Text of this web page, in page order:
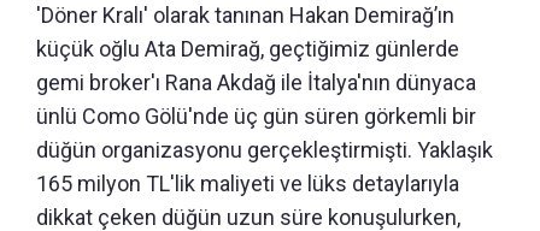
'Döner Kralı' olarak tanınan Hakan Demirağ’ın
küçük oğlu Ata Demirağ, geçtiğimiz günlerde
gemi broker'ı Rana Akdağ ile İtalya'nın dünyaca
ünlü Como Gölü'nde üç gün süren görkemli bir
düğün organizasyonu gerçekleştirmişti. Yaklaşık
165 milyon TL'lik maliyeti ve lüks detaylarıyla
dikkat çeken düğün uzun süre konuşulurken,